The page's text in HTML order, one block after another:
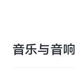
音乐与音响